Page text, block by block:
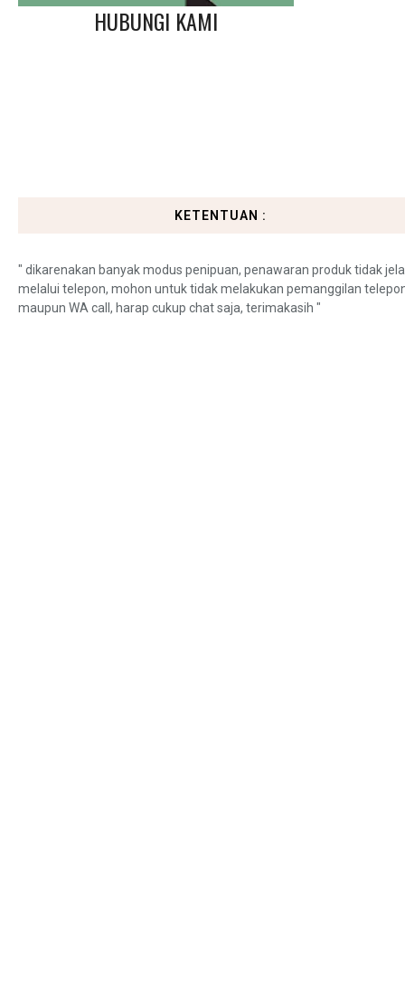
HUBUNGI KAMI
KETENTUAN :
" dikarenakan banyak modus penipuan, penawaran produk tidak
melalui telepon, mohon untuk tidak melakukan pemanggilan
maupun WA call, harap cukup chat saja, terimakasih "